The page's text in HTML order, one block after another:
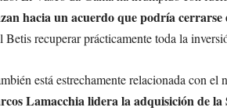
hacia un acuerdo que podría cerrarse
recuperar prácticamente toda la
está estrechamente relacionada con
Lamacchia lidera la adquisición de la